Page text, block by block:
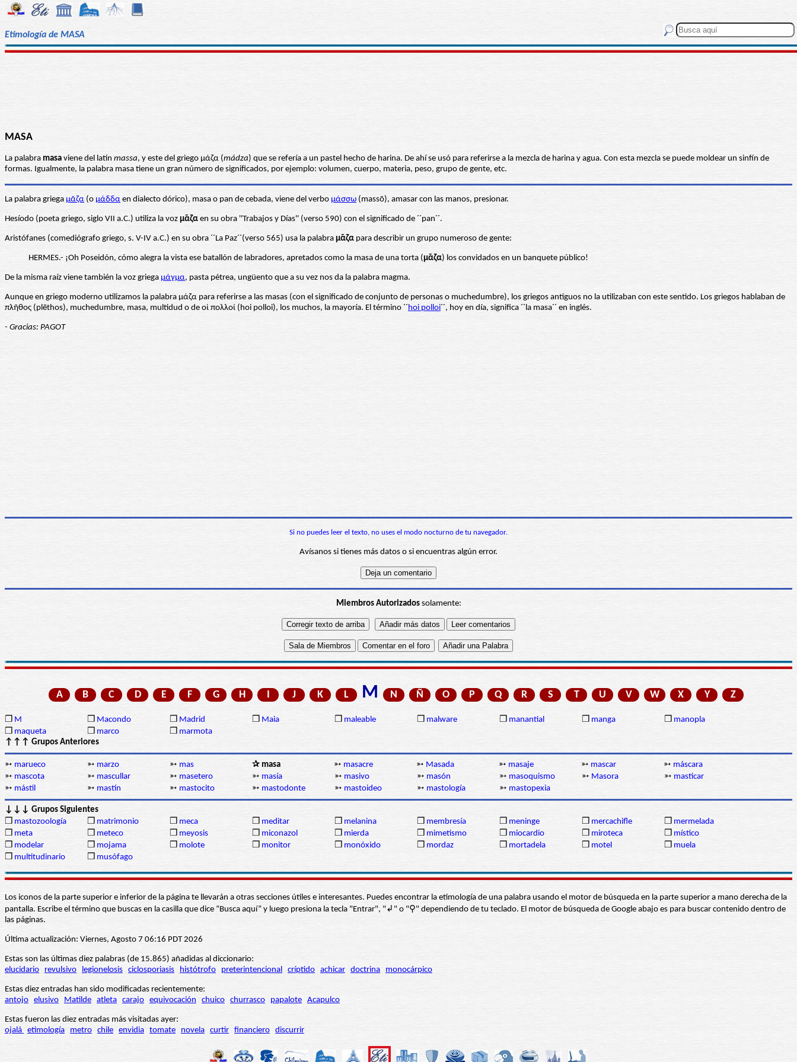
Etimología de MASA
MASA
La palabra masa viene del latín massa, y este del griego μάζα (mádza) que se refería a un pastel hecho de harina. De ahí se usó para referirse a la mezcla de harina y agua. Con esta mezcla se puede moldear un sinfín de
formas. Igualmente, la palabra masa tiene un gran número de significados, por ejemplo: volumen, cuerpo, materia, peso, grupo de gente, etc.
La palabra griega μᾶζα (o μάδδα en dialecto dórico), masa o pan de cebada, viene del verbo μάσσω (massō), amasar con las manos, presionar.
Hesíodo (poeta griego, siglo VII a.C.) utiliza la voz μᾶζα en su obra ''Trabajos y Días'' (verso 590) con el significado de ´´pan´´.
Aristófanes (comediógrafo griego, s. V-IV a.C.) en su obra ´´La Paz´´(verso 565) usa la palabra μᾶζα para describir un grupo numeroso de gente:
HERMES.- ¡Oh Poseidón, cómo alegra la vista ese batallón de labradores, apretados como la masa de una torta (μᾶζα) los convidados en un banquete público!
De la misma raíz viene también la voz griega μάγμα, pasta pétrea, ungüento que a su vez nos da la palabra magma.
Aunque en griego moderno utilizamos la palabra μάζα para referirse a las masas (con el significado de conjunto de personas o muchedumbre), los griegos antiguos no la utilizaban con este sentido. Los griegos hablaban de
πλῆθος (plēthos), muchedumbre, masa, multidud o de οἱ πολλοί (hoi polloi), los muchos, la mayoría. El término ´´hoi polloi´´, hoy en día, significa ´´la masa´´ en inglés.
- Gracias: PAGOT
Si no puedes leer el texto, no uses el modo nocturno de tu navegador.
Avísanos si tienes más datos o si encuentras algún error.
Miembros Autorizadossolamente:
A B C D E F G H I J K L M N Ñ O P Q R S T U V W X Y Z
❒ M ❒ Macondo ❒ Madrid ❒ Maia ❒ maleable ❒ malware ❒ manantial ❒ manga ❒ manopla
❒ maqueta ❒ marco ❒ marmota
↑↑↑ Grupos Anteriores
➳ marueco ➳ marzo ➳ mas ✰ masa ➳ masacre ➳ Masada ➳ masaje ➳ mascar ➳ máscara
➳ mascota ➳ mascullar ➳ masetero ➳ masía ➳ masivo ➳ masón ➳ masoquismo ➳ Masora ➳ masticar
➳ mástil ➳ mastín ➳ mastocito ➳ mastodonte ➳ mastoideo ➳ mastología ➳ mastopexia
↓↓↓ Grupos Siguientes
❒ mastozoología ❒ matrimonio ❒ meca ❒ meditar ❒ melanina ❒ membresía ❒ meninge ❒ mercachifle ❒ mermelada
❒ meta ❒ meteco ❒ meyosis ❒ miconazol ❒ mierda ❒ mimetismo ❒ miocardio ❒ miroteca ❒ místico
❒ modelar ❒ mojama ❒ molote ❒ monitor ❒ monóxido ❒ mordaz ❒ mortadela ❒ motel ❒ muela
❒ multitudinario ❒ musófago
Los iconos de la parte superior e inferior de la página te llevarán a otras secciones útiles e interesantes. Puedes encontrar la etimología de una palabra usando el motor de búsqueda en la parte superior a mano derecha de la
pantalla. Escribe el término que buscas en la casilla que dice “Busca aquí” y luego presiona la tecla "Entrar", "↲" o "⚲" dependiendo de tu teclado. El motor de búsqueda de Google abajo es para buscar contenido dentro de
las páginas.
Última actualización: Viernes, Agosto 7 06:16 PDT 2026
Estas son las últimas diez palabras (de 15.865) añadidas al diccionario:
elucidario
revulsivo legionelosis ciclosporiasis histótrofo preterintencional críptido achicar doctrina monocárpico
Estas diez entradas han sido modificadas recientemente:
antojo elusivo Matilde atleta carajo equivocación chuico churrasco papalote Acapulco
Estas fueron las diez entradas más visitadas ayer:
ojalá etimología metro chile envidia tomate novela curtir financiero discurrir